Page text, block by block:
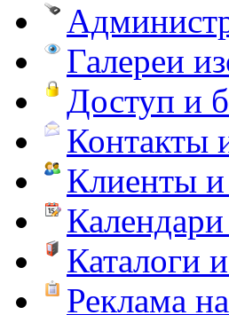
Галереи
Доступ и
Контакты
Клиенты и
Каталоги
Реклама